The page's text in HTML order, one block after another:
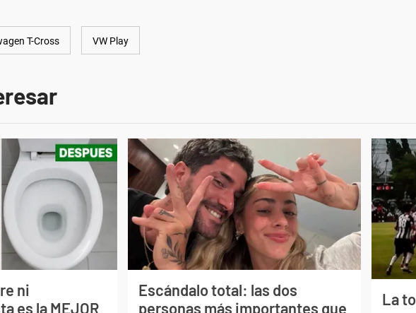
T-Cross VW Play
ni
es la MEJOR
Escándalo total: las dos
personas más importantes que
La